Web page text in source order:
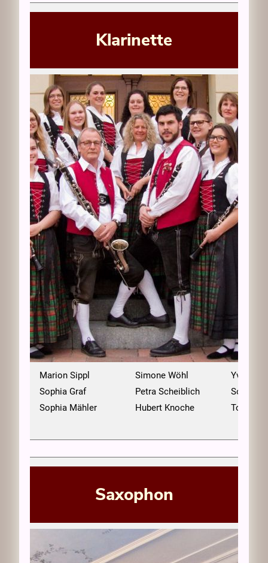
Klarinette
Marion Sippl Simone Wöhl
Yvonne
Sophia Graf
Petra Scheiblich
Sophia
Sophia Mähler
Hubert Knoche Tobias
Saxophon